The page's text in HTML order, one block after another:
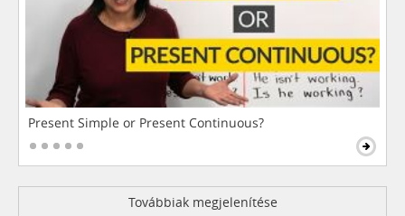
Present Simple or Present Continuous?
Továbbiak megjelenítése